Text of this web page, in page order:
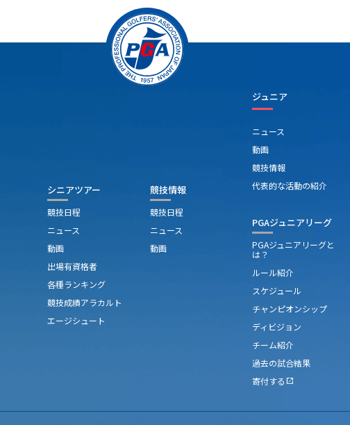
シニアツアー
競技日程
ニュース
動画
出場有資格者
各種ランキング
競技成績アラカルト
エージシュート
競技情報
競技日程
ニュース
動画
ジュニア
ニュース
動画
競技情報
代表的な活動の紹介
PGAジュニアリーグ
PGAジュニアリーグと
は？
ルール紹介
スケジュール
チャンピオンシップ
ディビジョン
チーム紹介
過去の試合結果
寄付する open_in_new